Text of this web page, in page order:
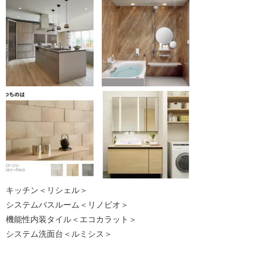
キッチン＜リシェル＞
システムバスルーム＜リノビオ＞
機能性内装タイル＜エコカラット＞
システム洗面台＜ルミシス＞